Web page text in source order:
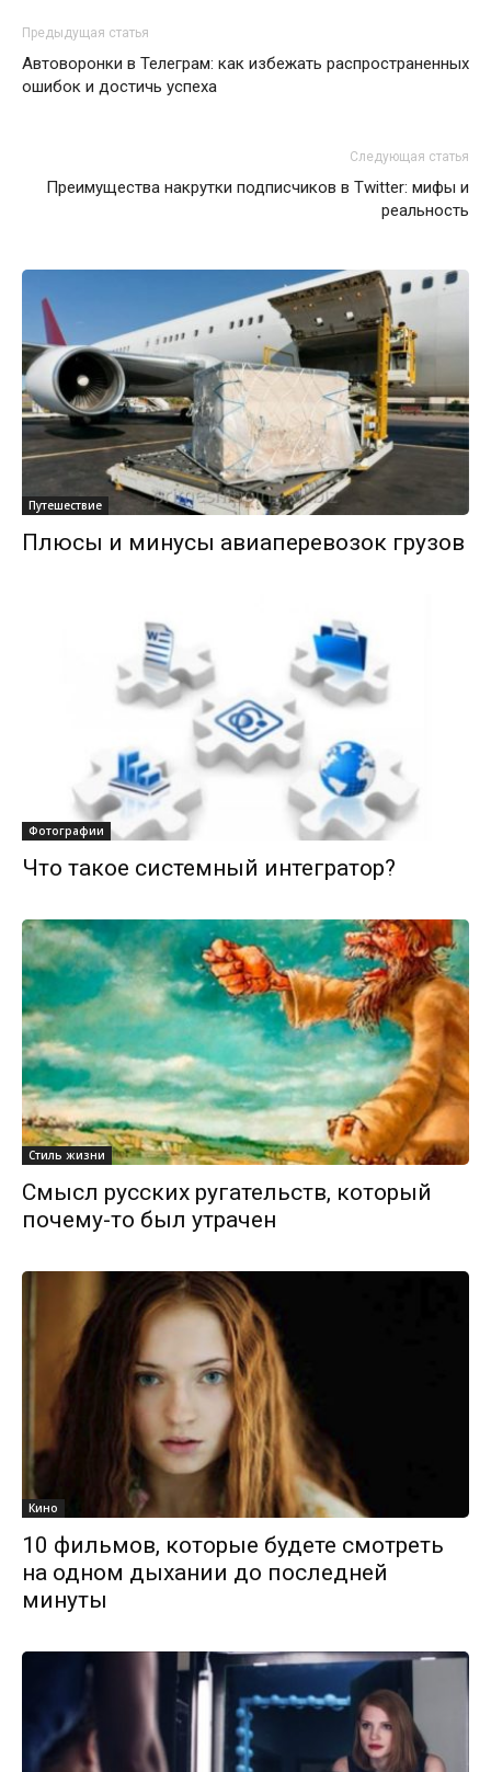
Предыдущая статья
Автоворонки в Телеграм: как избежать распространенных
ошибок и достичь успеха
Следующая статья
Преимущества накрутки подписчиков в Twitter: мифы и
реальность
Путешествие
Плюсы и минусы авиаперевозок грузов
Фотографии
Что такое системный интегратор?
Стиль жизни
Смысл русских ругательств, который
почему-то был утрачен
Кино
10 фильмов, которые будете смотреть
на одном дыхании до последней
минуты